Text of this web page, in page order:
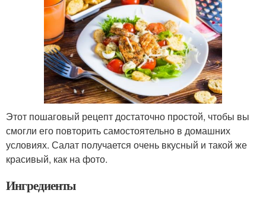
Этот пошаговый рецепт достаточно простой, чтобы вы
смогли его повторить самостоятельно в домашних
условиях. Салат получается очень вкусный и такой же
красивый, как на фото.
Ингредиенты